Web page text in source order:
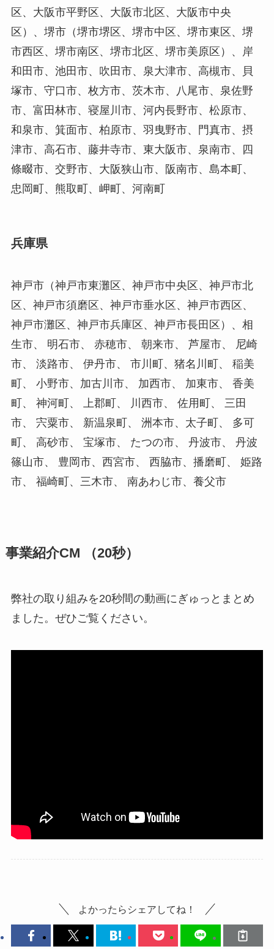
区、大阪市平野区、大阪市北区、大阪市中央
区）、堺市（堺市堺区、堺市中区、堺市東区、堺
市西区、堺市南区、堺市北区、堺市美原区）、岸
和田市、池田市、吹田市、泉大津市、高槻市、貝
塚市、守口市、枚方市、茨木市、八尾市、泉佐野
市、富田林市、寝屋川市、河内長野市、松原市、
和泉市、箕面市、柏原市、羽曳野市、門真市、摂
津市、高石市、藤井寺市、東大阪市、泉南市、四
條畷市、交野市、大阪狭山市、阪南市、島本町、
忠岡町、熊取町、岬町、河南町
兵庫県
神戸市（神戸市東灘区、神戸市中央区、神戸市北
区、神戸市須磨区、神戸市垂水区、神戸市西区、
神戸市灘区、神戸市兵庫区、神戸市長田区）、相
生市、 明石市、 赤穂市、 朝来市、 芦屋市、 尼崎
市、 淡路市、 伊丹市、 市川町、猪名川町、 稲美
町、 小野市、加古川市、 加西市、 加東市、 香美
町、 神河町、 上郡町、 川西市、 佐用町、 三田
市、 宍粟市、 新温泉町、 洲本市、太子町、 多可
町、 高砂市、 宝塚市、 たつの市、 丹波市、 丹波
篠山市、 豊岡市、西宮市、 西脇市、播磨町、 姫路
市、 福崎町、三木市、 南あわじ市、養父市
事業紹介CM （20秒）
弊社の取り組みを20秒間の動画にぎゅっとまとめ
ました。ぜひご覧ください。
よかったらシェアしてね！